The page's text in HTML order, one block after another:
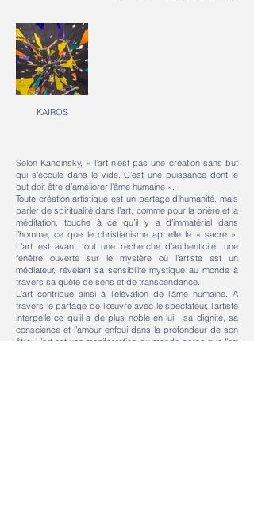
KAIROS
Selon Kandinsky, « l’art n’est pas une création sans but
qui s’écoule dans le vide. C’est une puissance dont le
but doit être d’améliorer l’âme humaine ».
Toute création artistique est un partage d’humanité, mais
parler de spiritualité dans l’art, comme pour la prière et la
méditation, touche à ce qu’il y a d’immatériel dans
l’homme, ce que le christianisme appelle le « sacré ».
L’art est avant tout une recherche d’authenticité, une
fenêtre ouverte sur le mystère où l’artiste est un
médiateur, révélant sa sensibilité mystique au monde à
travers sa quête de sens et de transcendance.
L’art contribue ainsi à l’élévation de l’âme humaine. A
travers le partage de l’œuvre avec le spectateur, l’artiste
interpelle ce qu’il a de plus noble en lui : sa dignité, sa
conscience et l’amour enfoui dans la profondeur de son
être. L’art est une manifestation du monde parce que l’art